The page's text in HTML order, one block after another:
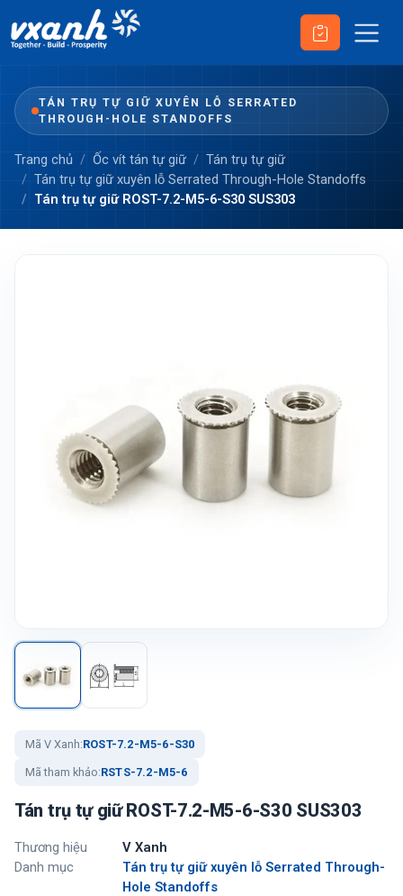
TÁN TRỤ TỰ GIỮ XUYÊN LỖ SERRATED
THROUGH-HOLE STANDOFFS
Trang chủ Ốc vít tán tự giữ
Tán trụ tự giữ
Tán trụ tự giữ xuyên lỗ Serrated Through-Hole Standoffs
Tán trụ tự giữ ROST-7.2-M5-6-S30 SUS303
Mã V Xanh:ROST-7.2-M5-6-S30
Mã tham khảo:RSTS-7.2-M5-6
Tán trụ tự giữ ROST-7.2-M5-6-S30 SUS303
Thương hiệu
V Xanh
Danh mục
Tán trụ tự giữ xuyên lỗ Serrated Through-
Hole Standoffs